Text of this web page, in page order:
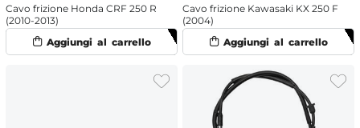
Cavo frizione Honda CRF 250 R
(2010-2013)
Cavo frizione Kawasaki KX 250 F
(2004)